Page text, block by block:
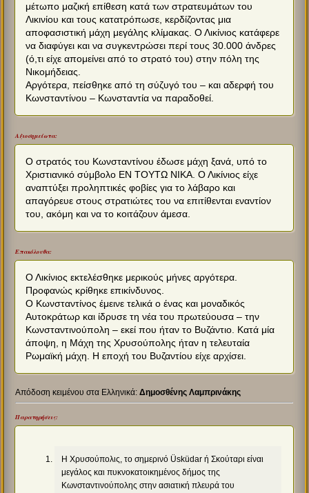
μέτωπο μαζική επίθεση κατά των στρατευμάτων του
Λικινίου και τους κατατρόπωσε, κερδίζοντας μια
αποφασιστική μάχη μεγάλης κλίμακας. Ο Λικίνιος κατάφερε
να διαφύγει και να συγκεντρώσει περί τους 30.000 άνδρες
(ό,τι είχε απομείνει από το στρατό του) στην πόλη της
Νικομήδειας.
Αργότερα, πείσθηκε από τη σύζυγό του – και αδερφή του
Κωνσταντίνου – Κωνσταντία να παραδοθεί.
Αξιοσημείωτα:
Ο στρατός του Κωνσταντίνου έδωσε μάχη ξανά, υπό το
Χριστιανικό σύμβολο ΕΝ ΤΟΥΤΩ ΝΙΚΑ. Ο Λικίνιος είχε
αναπτύξει προληπτικές φοβίες για το λάβαρο και
απαγόρευε στους στρατιώτες του να επιτίθενται εναντίον
του, ακόμη και να το κοιτάζουν άμεσα.
Επακόλουθα:
Ο Λικίνιος εκτελέσθηκε μερικούς μήνες αργότερα.
Προφανώς κρίθηκε επικίνδυνος.
Ο Κωνσταντίνος έμεινε τελικά ο ένας και μοναδικός
Αυτοκράτωρ και ίδρυσε τη νέα του πρωτεύουσα – την
Κωνσταντινούπολη – εκεί που ήταν το Βυζάντιο. Κατά μία
άποψη, η Μάχη της Χρυσούπολης ήταν η τελευταία
Ρωμαϊκή μάχη. Η εποχή του Βυζαντίου είχε αρχίσει.
Απόδοση κειμένου στα Ελληνικά:Δημοσθένης Λαμπρινάκης
Παρατηρήσεις:
H Χρυσούπολις, το σημερινό Üsküdar ή Σκούταρι είναι
μεγάλος και πυκνοκατοικημένος δήμος της
Κωνσταντινούπολης στην ασιατική πλευρά του